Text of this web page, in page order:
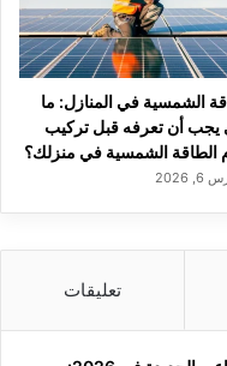
الشمسية في المنازل: ما
يجب أن تعرفه قبل تركيب
الطاقة الشمسية في منزلك؟
2026
تعليقات